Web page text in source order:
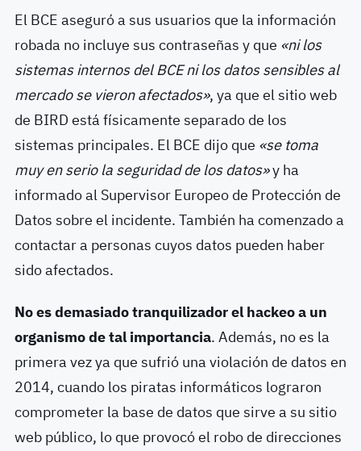
El BCE aseguró a sus usuarios que la información
robada no incluye sus contraseñas y que «ni los
sistemas internos del BCE ni los datos sensibles al
mercado se vieron afectados», ya que el sitio web
de BIRD está físicamente separado de los
sistemas principales. El BCE dijo que «se toma
muy en serio la seguridad de los datos»y ha
informado al Supervisor Europeo de Protección de
Datos sobre el incidente. También ha comenzado a
contactar a personas cuyos datos pueden haber
sido afectados.
No es demasiado tranquilizador el hackeo a un
organismo de tal importancia. Además, no es la
primera vez ya que sufrió una violación de datos en
2014, cuando los piratas informáticos lograron
comprometer la base de datos que sirve a su sitio
web público, lo que provocó el robo de direcciones